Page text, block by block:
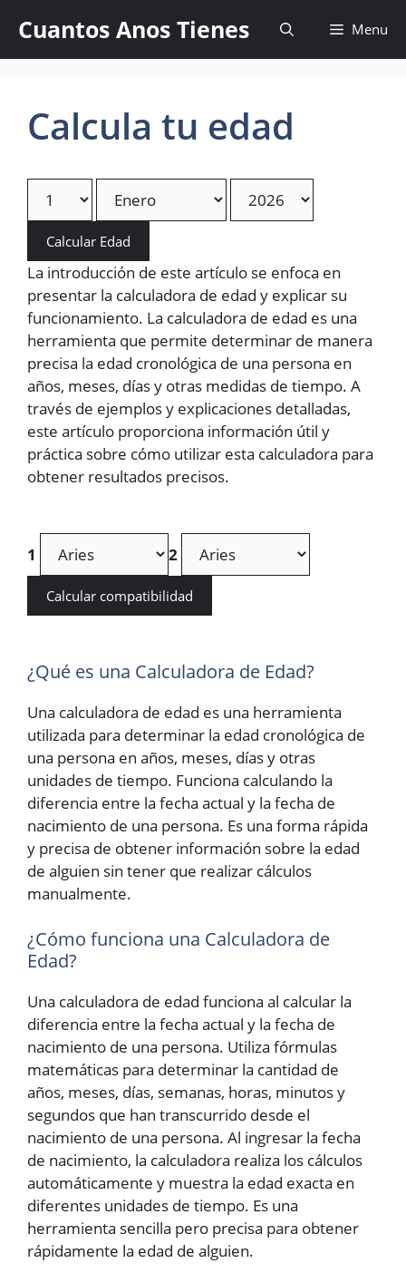
content
Cuantos Anos Tienes Menu
Calcula tu edad
Calcular Edad
La introducción de este artículo se enfoca en
presentar la calculadora de edad y explicar su
funcionamiento. La calculadora de edad es una
herramienta que permite determinar de manera
precisa la edad cronológica de una persona en
años, meses, días y otras medidas de tiempo. A
través de ejemplos y explicaciones detalladas,
este artículo proporciona información útil y
práctica sobre cómo utilizar esta calculadora para
obtener resultados precisos.
1 2
Calcular compatibilidad
¿Qué es una Calculadora de Edad?
Una calculadora de edad es una herramienta
utilizada para determinar la edad cronológica de
una persona en años, meses, días y otras
unidades de tiempo. Funciona calculando la
diferencia entre la fecha actual y la fecha de
nacimiento de una persona. Es una forma rápida
y precisa de obtener información sobre la edad
de alguien sin tener que realizar cálculos
manualmente.
¿Cómo funciona una Calculadora de
Edad?
Una calculadora de edad funciona al calcular la
diferencia entre la fecha actual y la fecha de
nacimiento de una persona. Utiliza fórmulas
matemáticas para determinar la cantidad de
años, meses, días, semanas, horas, minutos y
segundos que han transcurrido desde el
nacimiento de una persona. Al ingresar la fecha
de nacimiento, la calculadora realiza los cálculos
automáticamente y muestra la edad exacta en
diferentes unidades de tiempo. Es una
herramienta sencilla pero precisa para obtener
rápidamente la edad de alguien.